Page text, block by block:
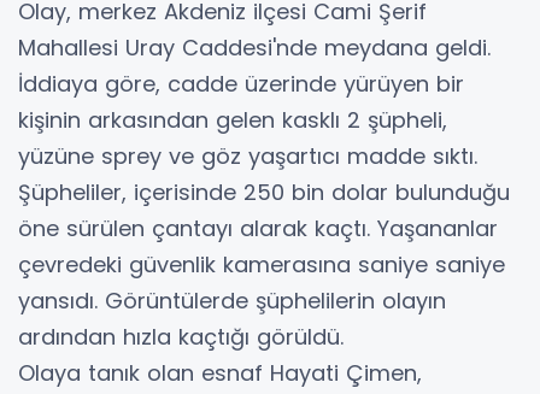
Olay, merkez Akdeniz ilçesi Cami Şerif
Mahallesi Uray Caddesi'nde meydana geldi.
İddiaya göre, cadde üzerinde yürüyen bir
kişinin arkasından gelen kasklı 2 şüpheli,
yüzüne sprey ve göz yaşartıcı madde sıktı.
Şüpheliler, içerisinde 250 bin dolar bulunduğu
öne sürülen çantayı alarak kaçtı. Yaşananlar
çevredeki güvenlik kamerasına saniye saniye
yansıdı. Görüntülerde şüphelilerin olayın
ardından hızla kaçtığı görüldü.
Olaya tanık olan esnaf Hayati Çimen,